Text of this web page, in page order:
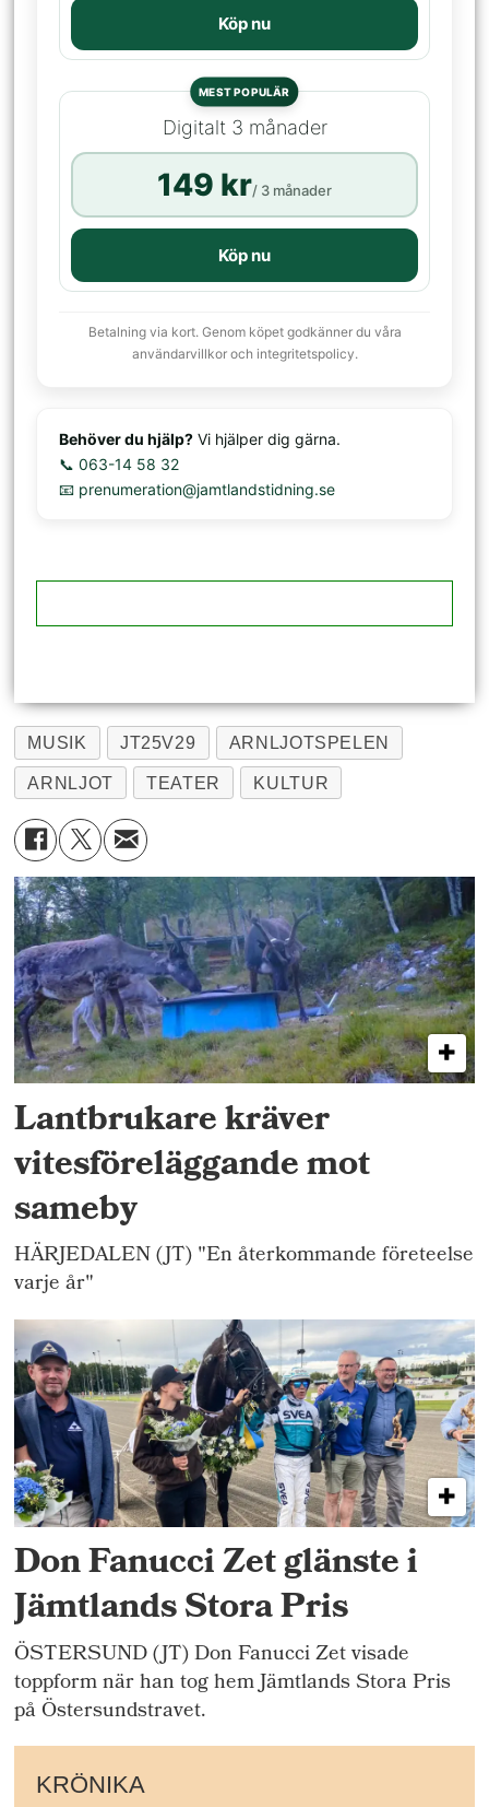
Köp nu
MEST POPULÄR
Digitalt 3 månader
149 kr/ 3 månader
Köp nu
Betalning via kort. Genom köpet godkänner du våra
användarvillkor och integritetspolicy.
Behöver du hjälp? Vi hjälper dig gärna.
📞 063-14 58 32
📧 prenumeration@jamtlandstidning.se
MUSIK JT25V29 ARNLJOTSPELEN
ARNLJOT TEATER KULTUR
Lantbrukare kräver
vitesföreläggande mot
sameby
HÄRJEDALEN (JT) "En återkommande företeelse
varje år"
Don Fanucci Zet glänste i
Jämtlands Stora Pris
ÖSTERSUND (JT) Don Fanucci Zet visade
toppform när han tog hem Jämtlands Stora Pris
på Östersundstravet.
KRÖNIKA